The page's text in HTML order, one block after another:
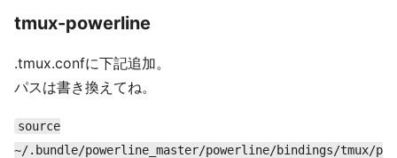
tmux-powerline
.tmux.confに下記追加。
パスは書き換えてね。
source
~/.bundle/powerline_master/powerline/bindings/tmux/p